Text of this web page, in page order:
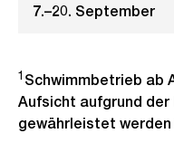
7.–20. September
1 Schwimmbetrieb ab
Aufsicht aufgrund
gewährleistet werden